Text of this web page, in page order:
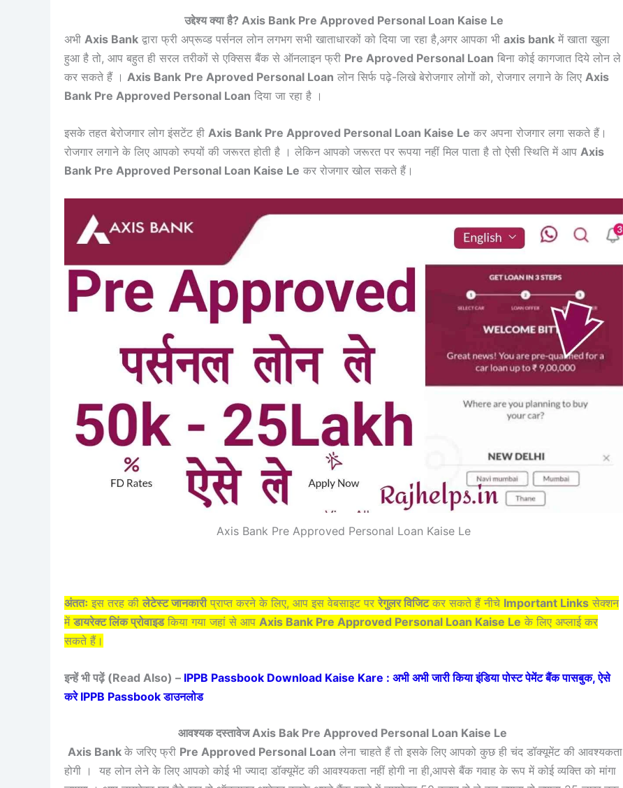
उद्देश्य क्या है? Axis Bank Pre Approved Personal Loan Kaise Le
अभी Axis Bank द्वारा फ्री अप्रूव्ड पर्सनल लोन लगभग सभी खाताधारकों को दिया जा रहा है,अगर आपका भी axis bank में खाता खुला
हुआ है तो, आप बहुत ही सरल तरीकों से एक्सिस बैंक से ऑनलाइन फ्री Pre Aproved Personal Loan बिना कोई कागजात दिये लोन ले
कर सकते हैं । Axis Bank Pre Aproved Personal Loan लोन सिर्फ पढ़े-लिखे बेरोजगार लोगों को, रोजगार लगाने के लिए Axis
Bank Pre Approved Personal Loan दिया जा रहा है ।
इसके तहत बेरोजगार लोग इंसटेंट ही Axis Bank Pre Approved Personal Loan Kaise Le कर अपना रोजगार लगा सकते हैं।
रोजगार लगाने के लिए आपको रुपयों की जरूरत होती है । लेकिन आपको जरूरत पर रूपया नहीं मिल पाता है तो ऐसी स्थिति में आप Axis
Bank Pre Approved Personal Loan Kaise Le कर रोजगार खोल सकते हैं।
Axis Bank Pre Approved Personal Loan Kaise Le
अंततः इस तरह की लेटेस्ट जानकारीप्राप्त करने के लिए, आप इस वेबसाइट पर रेगुलर विजिटकर सकते हैं नीचे Important Links सेक्शन
में डायरेक्ट लिंक प्रोवाइडकिया गया जहां से आप Axis Bank Pre Approved Personal Loan Kaise Le के लिए अप्लाई कर
सकते हैं।
इन्हें भी पढ़ें (Read Also) – IPPB Passbook Download Kaise Kare : अभी अभी जारी किया इंडिया पोस्ट पेमेंट बैंक पासबुक, ऐसे
करे IPPB Passbook डाउनलोड
आवश्यक दस्तावेज Axis Bak Pre Approved Personal Loan Kaise Le
Axis Bank के जरिए फ्री Pre Approved Personal Loan लेना चाहते हैं तो इसके लिए आपको कुछ ही चंद डॉक्यूमेंट की आवश्यकता
होगी । यह लोन लेने के लिए आपको कोई भी ज्यादा डॉक्यूमेंट की आवश्यकता नहीं होगी ना ही,आपसे बैंक गवाह के रूप में कोई व्यक्ति को मांगा